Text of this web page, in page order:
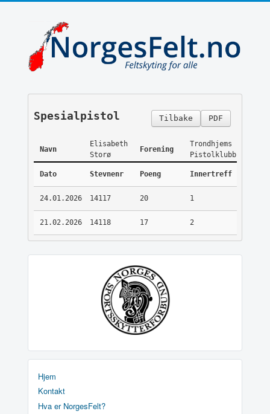
PDF
Tilbake
Spesialpistol
Navn
Elisabeth
Storø
Forening
Trondhjems
Pistolklubb
Dato Stevnenr Poeng Innertreff
24.01.2026 14117 20 1
21.02.2026 14118 17 2
Hjem
Kontakt
Hva er NorgesFelt?